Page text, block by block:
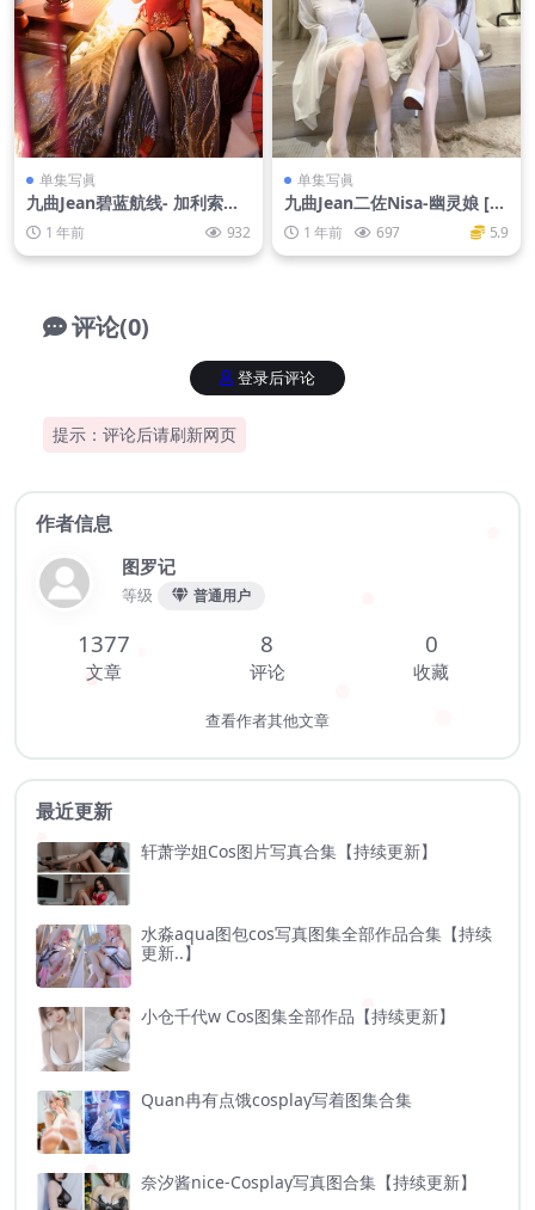
单集写眞
九曲Jean碧蓝航线- 加利索新
春旗袍 [25P-578MB]
1 年前 932
单集写眞
九曲Jean二佐Nisa-幽灵娘 [50
P4V-1GB]
1 年前 697 5.9
评论(0)
提示：评论后请刷新网页
登录后评论
作者信息
图罗记
等级 普通用户
1377
文章
8
评论
0
收藏
查看作者其他文章
最近更新
轩萧学姐Cos图片写真合集【持续更新】
水淼aqua图包cos写真图集全部作品合集【持续
更新..】
小仓千代w Cos图集全部作品【持续更新】
Quan冉有点饿cosplay写着图集合集
奈汐酱nice-Cosplay写真图合集【持续更新】